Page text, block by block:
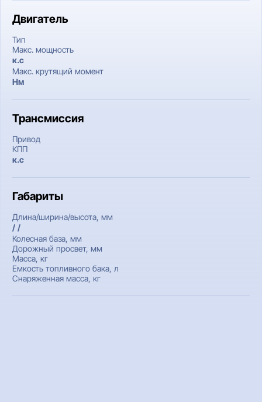
Двигатель
Тип
Макс. мощность
к.c
Макс. крутящий момент
Нм
Трансмиссия
Привод
КПП
к.c
Габариты
Длина/ширина/высота, мм
/ /
Колесная база, мм
Дорожный просвет, мм
Масса, кг
Емкость топливного бака, л
Снаряженная масса, кг